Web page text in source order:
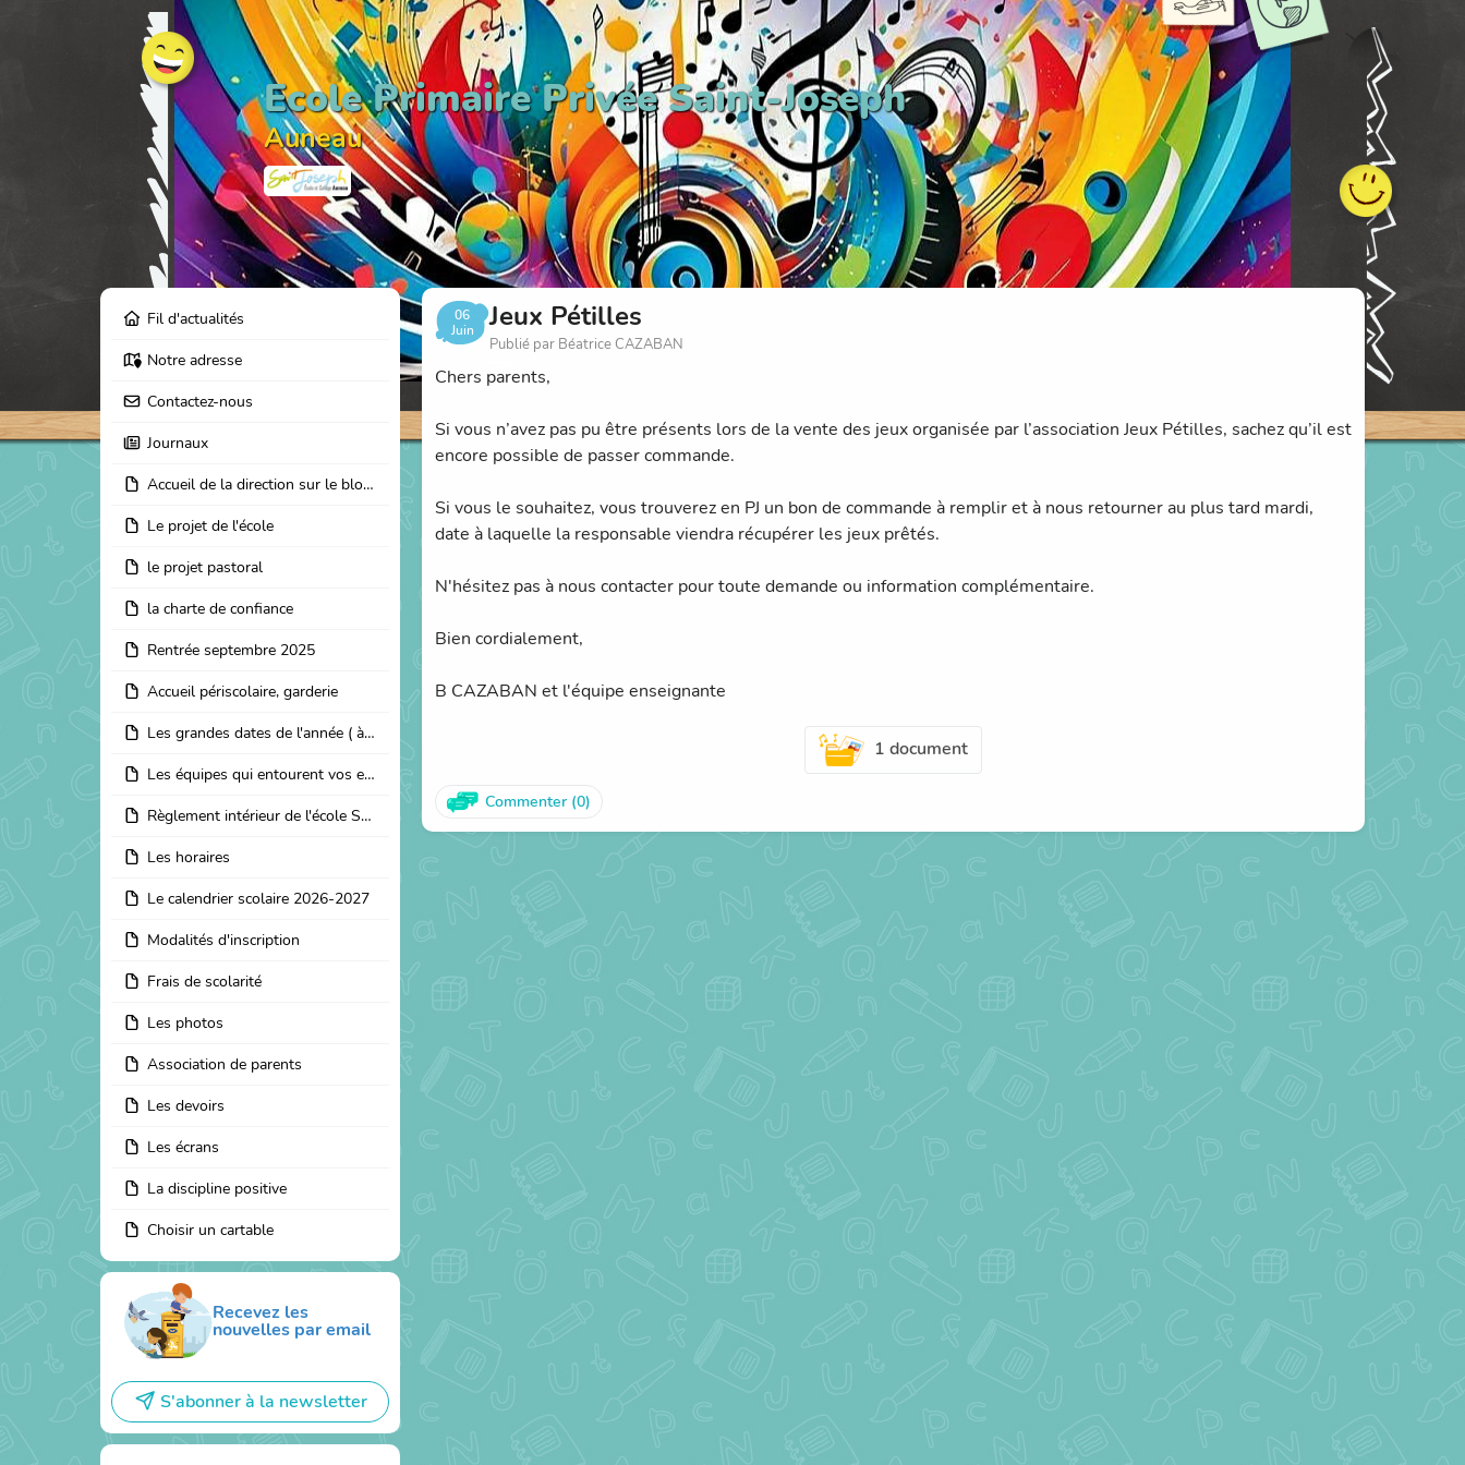
Ecole Primaire Privée Saint-Joseph
Auneau
Fil d'actualités
Notre adresse
Contactez-nous
Journaux
Accueil de la direction sur le blog de l'école Saint Joseph
Le projet de l'école
le projet pastoral
la charte de confiance
Rentrée septembre 2025
Accueil périscolaire, garderie
Les grandes dates de l'année ( à noter sur vos calendriers)
Les équipes qui entourent vos enfants ( en cours d'actualisation)
Règlement intérieur de l'école Saint Joseph
Les horaires
Le calendrier scolaire 2026-2027
Modalités d'inscription
Frais de scolarité
Les photos
Association de parents
Les devoirs
Les écrans
La discipline positive
Choisir un cartable
Recevez les
nouvelles par email
S'abonner à la newsletter
06
Juin
Jeux Pétilles
Publié par Béatrice CAZABAN
Chers parents,
Si vous n’avez pas pu être présents lors de la vente des jeux organisée par l’association Jeux Pétilles, sachez qu’il est
encore possible de passer commande.
Si vous le souhaitez, vous trouverez en PJ un bon de commande à remplir et à nous retourner au plus tard mardi,
date à laquelle la responsable viendra récupérer les jeux prêtés.
N'hésitez pas à nous contacter pour toute demande ou information complémentaire.
Bien cordialement,
B CAZABAN et l'équipe enseignante
1 document
Commenter (0)